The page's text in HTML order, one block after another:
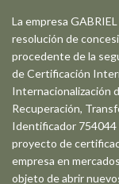
La empresa
resolución de
procedente de la
de Certificación
Internacionalización
Recuperación,
Identificador 754044
proyecto de
empresa en
objeto de abrir